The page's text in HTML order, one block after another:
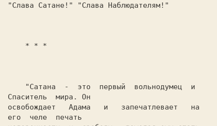
"Слава Сатане!" "Слава Наблюдателям!"
Спаситель  мира. Он
освобождает   Адама   и   запечатлевает   на
его  челе  печать